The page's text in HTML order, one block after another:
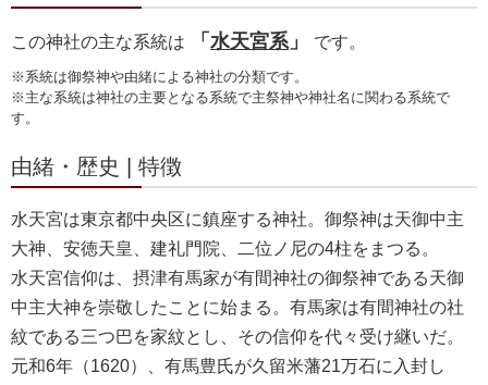
この神社の主な系統は 「 水天宮系」 です。
※系統は御祭神や由緒による神社の分類です。
※主な系統は神社の主要となる系統で主祭神や神社名に関わる系統で
す。
由緒・歴史 | 特徴
水天宮は東京都中央区に鎮座する神社。御祭神は天御中主
大神、安徳天皇、建礼門院、二位ノ尼の4柱をまつる。
水天宮信仰は、摂津有馬家が有間神社の御祭神である天御
中主大神を崇敬したことに始まる。有馬家は有間神社の社
紋である三つ巴を家紋とし、その信仰を代々受け継いだ。
元和6年（1620）、有馬豊氏が久留米藩21万石に入封し